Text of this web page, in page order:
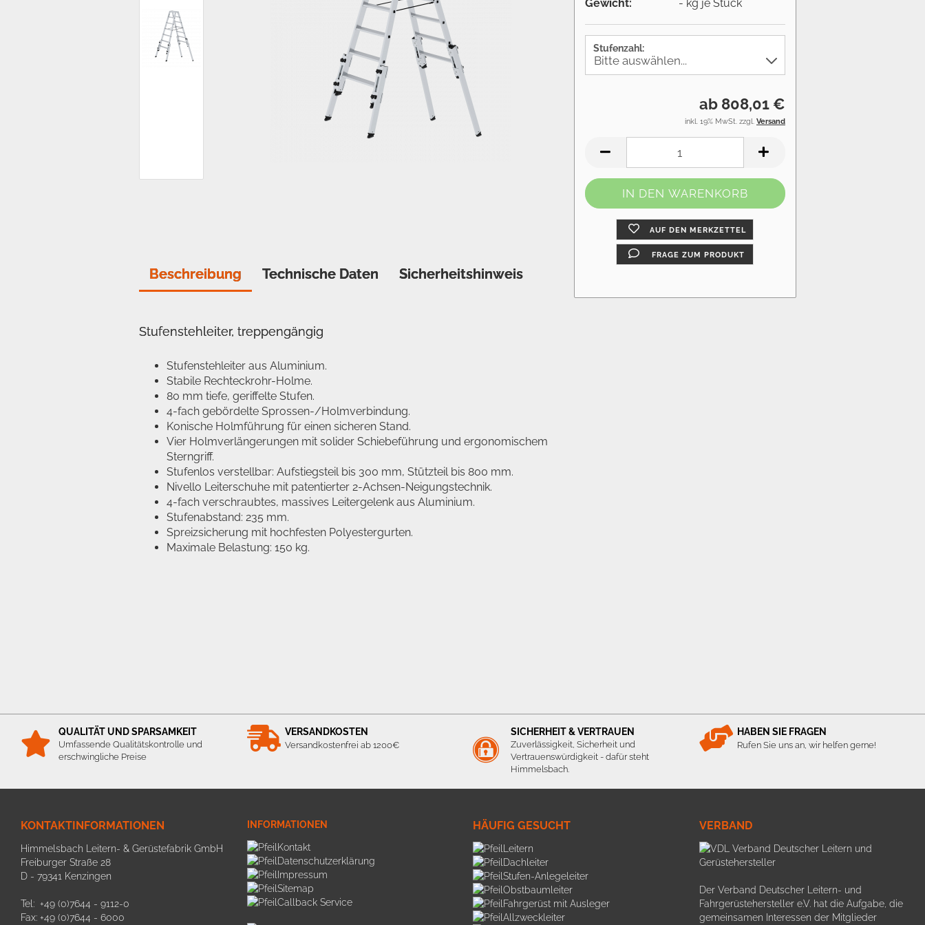
Gewicht: - kg je Stück
Stufenzahl:
ab 808,01 €
inkl. 19% MwSt. zzgl. Versand
AUF DEN MERKZETTEL
FRAGE ZUM PRODUKT
Beschreibung Technische Daten Sicherheitshinweis
Stufenstehleiter, treppengängig
Stufenstehleiter aus Aluminium.
Stabile Rechteckrohr-Holme.
80 mm tiefe, geriffelte Stufen.
4-fach gebördelte Sprossen-/Holmverbindung.
Konische Holmführung für einen sicheren Stand.
Vier Holmverlängerungen mit solider Schiebeführung und ergonomischem
Sterngriff.
Stufenlos verstellbar: Aufstiegsteil bis 300 mm, Stützteil bis 800 mm.
Nivello Leiterschuhe mit patentierter 2-Achsen-Neigungstechnik.
4-fach verschraubtes, massives Leitergelenk aus Aluminium.
Stufenabstand: 235 mm.
Spreizsicherung mit hochfesten Polyestergurten.
Maximale Belastung: 150 kg.
QUALITÄT UND SPARSAMKEIT
Umfassende Qualitätskontrolle und
erschwingliche Preise
VERSANDKOSTEN
Versandkostenfrei ab 1200€
SICHERHEIT & VERTRAUEN
Zuverlässigkeit, Sicherheit und
Vertrauenswürdigkeit - dafür steht
Himmelsbach.
HABEN SIE FRAGEN
Rufen Sie uns an, wir helfen gerne!
KONTAKTINFORMATIONEN
Himmelsbach Leitern- & Gerüstefabrik GmbH
Freiburger Straße 28
D - 79341 Kenzingen
Tel: +49 (0)7644 - 9112-0
Fax: +49 (0)7644 - 6000
INFORMATIONEN
Kontakt
Datenschutzerklärung
Impressum
Sitemap
Callback Service
HÄUFIG GESUCHT
Leitern
Dachleiter
Stufen-Anlegeleiter
Obstbaumleiter
Fahrgerüst mit Ausleger
Allzweckleiter
VERBAND
Der Verband Deutscher Leitern- und
Fahrgerüstehersteller e.V. hat die Aufgabe, die
gemeinsamen Interessen der Mitglieder